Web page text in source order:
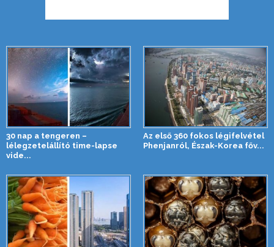
30 nap a tengeren –
lélegzetelállító time-lapse
vide...
Az első 360 fokos légifelvétel
Phenjanról, Észak-Korea főv...